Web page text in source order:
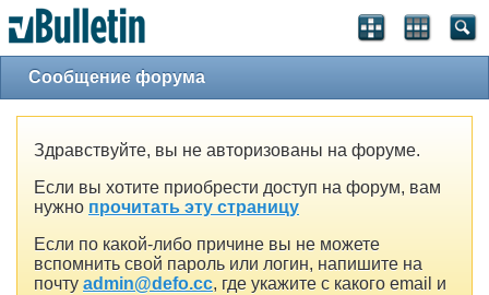
Сообщение форума
Здравствуйте, вы не авторизованы на форуме.
Если вы хотите приобрести доступ на форум, вам
нужно прочитать эту страницу
Если по какой-либо причине вы не можете
вспомнить свой пароль или логин, напишите на
почту admin@defo.cc, где укажите с какого email и